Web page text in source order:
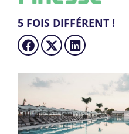
5 FOIS DIFFÉRENT !